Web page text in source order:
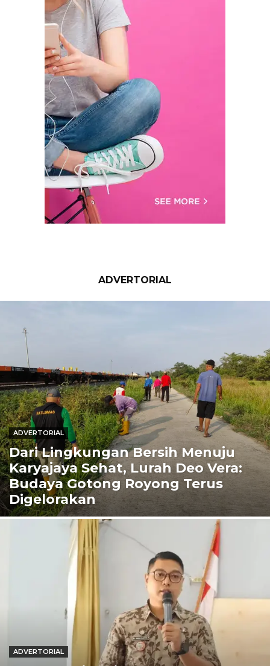
ADVERTORIAL
ADVERTORIAL
Dari Lingkungan Bersih Menuju
Karyajaya Sehat, Lurah Deo Vera:
Budaya Gotong Royong Terus
Digelorakan
ADVERTORIAL